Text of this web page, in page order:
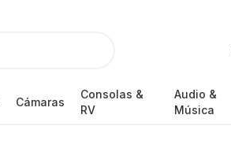
Cámaras
Consolas &
RV
Audio &
Música